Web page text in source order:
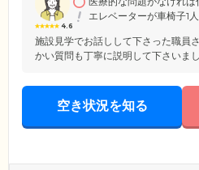
ひお気軽に遊びにいらしてください。
4.6
エレベーターが車椅子1人
施設見学でお話しして下さった職員
かい質問も丁寧に説明して下さいま
空き状況を知る